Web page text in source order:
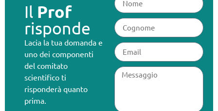
Il Prof
risponde
Lacia la tua domanda e
uno dei componenti
del comitato
scientifico ti
risponderà quanto
prima.